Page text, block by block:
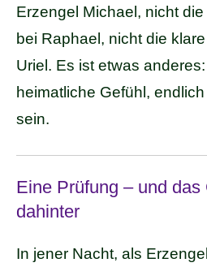
Erzengel Michael, nicht
bei Raphael, nicht die
Uriel. Es ist etwas
heimatliche Gefühl,
sein.
Eine Prüfung – und das
dahinter
In jener Nacht, als